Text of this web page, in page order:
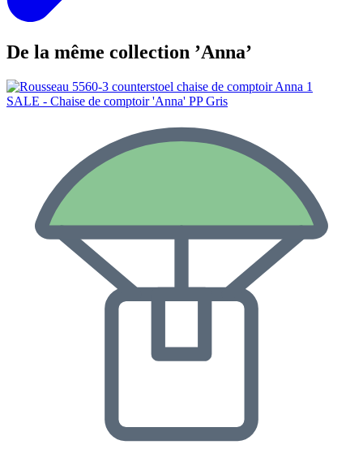
De la même collection ’Anna’
SALE - Chaise de comptoir 'Anna' PP Gris